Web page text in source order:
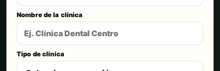
Nombre de la clínica
Tipo de clínica